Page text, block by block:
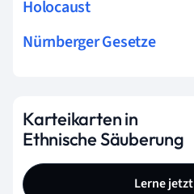
Holocaust
Nürnberger Gesetze
Karteikarten in
Ethnische Säuberung
Lerne jetzt